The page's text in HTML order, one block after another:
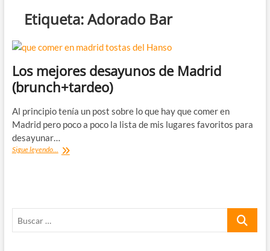
Etiqueta:Adorado Bar
Los mejores desayunos de Madrid
(brunch+tardeo)
Al principio tenía un post sobre lo que hay que comer en
Madrid pero poco a poco la lista de mis lugares favoritos para
desayunar…
Sigue leyendo... Los
Buscar